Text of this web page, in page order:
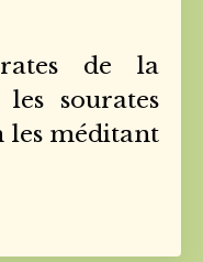
de la
sourates
les méditant